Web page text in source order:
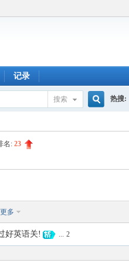
记录
搜索 热搜:
名:23
更多
好英语关! ... 2